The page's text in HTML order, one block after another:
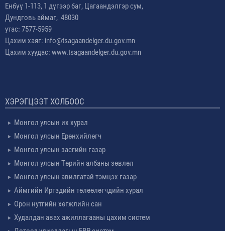
Енбүү 1-113, 1 дүгээр баг, Цагаандэлгэр сум,
Дундговь аймаг, 48030
утас: 7577-5959
Цахим хаяг: info@tsagaandelger.du.gov.mn
Цахим хуудас: www.tsagaandelger.du.gov.mn
ХЭРЭГЦЭЭТ ХОЛБООС
Монгол улсын их хурал
Монгол улсын Ерөнхийлөгч
Монгол улсын засгийн газар
Монгол улсын Төрийн албаны зөвлөл
Монгол улсын авилгатай тэмцэх газар
Аймгийн Иргэдийн төлөөлөгчдийн хурал
Орон нутгийн хөгжлийн сан
Худалдан авах ажиллагааны цахим систем